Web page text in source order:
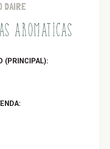
DAIRE
AROMATICAS
(PRINCIPAL):